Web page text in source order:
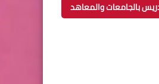
بالجامعات والمعاهد